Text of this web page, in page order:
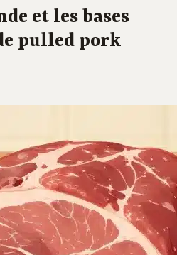
et les bases
pulled pork